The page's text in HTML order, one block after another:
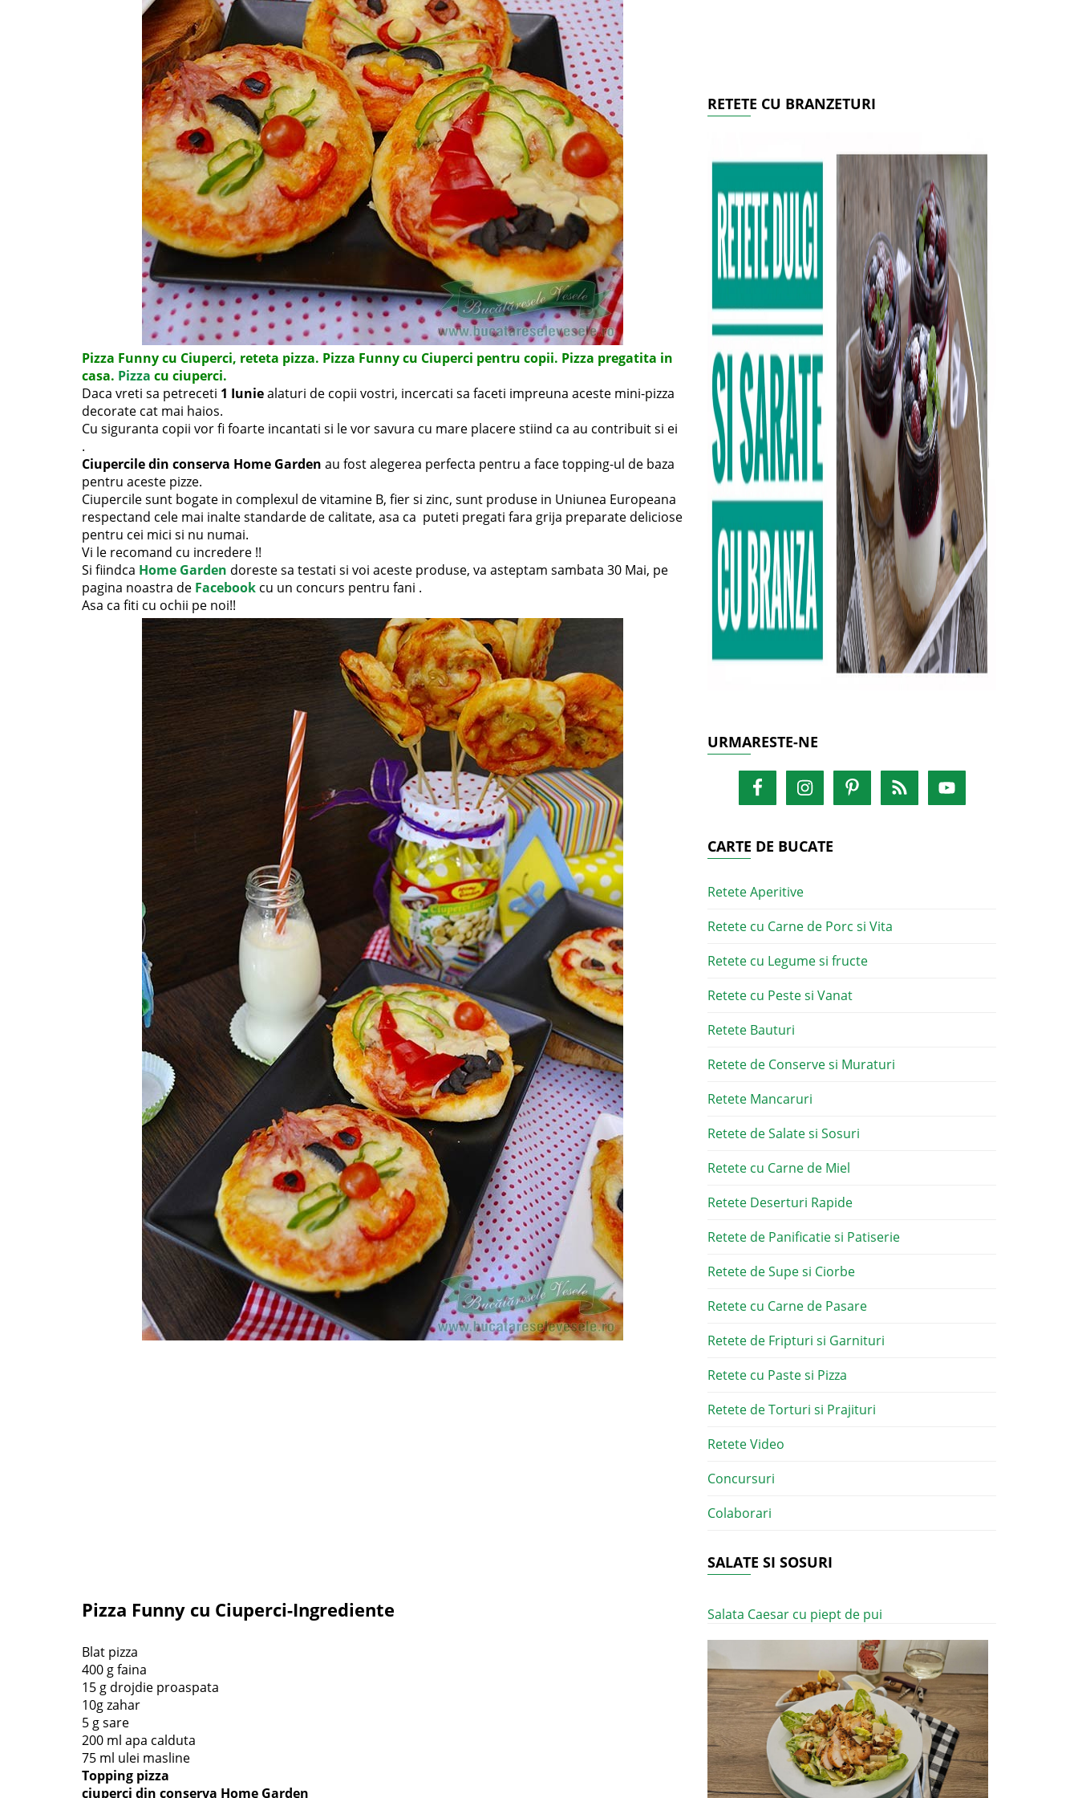
Pizza Funny cu Ciuperci, reteta pizza. Pizza Funny cu Ciuperci pentru copii. Pizza pregatita in
casa. Pizza cu ciuperci.
Daca vreti sa petreceti 1 Iuniealaturi de copii vostri, incercati sa faceti impreuna aceste mini-pizza
decorate cat mai haios.
Cu siguranta copii vor fi foarte incantati si le vor savura cu mare placere stiind ca au contribuit si ei
.
Ciupercile din conserva Home Garden au fost alegerea perfecta pentru a face topping-ul de baza
pentru aceste pizze.
Ciupercile sunt bogate in complexul de vitamine B, fier si zinc, sunt produse in Uniunea Europeana
respectand cele mai inalte standarde de calitate, asa ca puteti pregati fara grija preparate deliciose
pentru cei mici si nu numai.
Vi le recomand cu incredere !!
Si fiindca Home Garden doreste sa testati si voi aceste produse, va asteptam sambata 30 Mai, pe
pagina noastra de Facebook cu un concurs pentru fani .
Asa ca fiti cu ochii pe noi!!
Pizza Funny cu Ciuperci-Ingrediente
Blat pizza
400 g faina
15 g drojdie proaspata
10g zahar
5 g sare
200 ml apa calduta
75 ml ulei masline
Topping pizza
ciuperci din conserva Home Garden
RETETE CU BRANZETURI
URMARESTE-NE
CARTE DE BUCATE
Retete Aperitive
Retete cu Carne de Porc si Vita
Retete cu Legume si fructe
Retete cu Peste si Vanat
Retete Bauturi
Retete de Conserve si Muraturi
Retete Mancaruri
Retete de Salate si Sosuri
Retete cu Carne de Miel
Retete Deserturi Rapide
Retete de Panificatie si Patiserie
Retete de Supe si Ciorbe
Retete cu Carne de Pasare
Retete de Fripturi si Garnituri
Retete cu Paste si Pizza
Retete de Torturi si Prajituri
Retete Video
Concursuri
Colaborari
SALATE SI SOSURI
Salata Caesar cu piept de pui